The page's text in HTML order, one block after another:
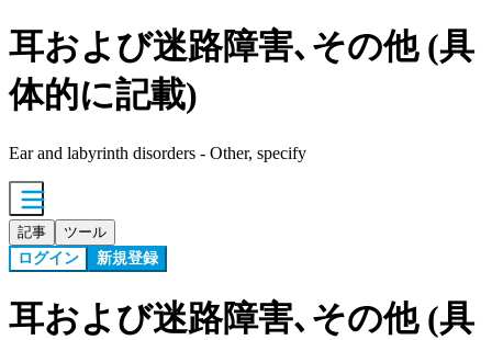
耳および迷路障害､その他 (具
体的に記載)
Ear and labyrinth disorders - Other, specify
記事 ツール
ログイン 新規登録
耳および迷路障害､その他 (具